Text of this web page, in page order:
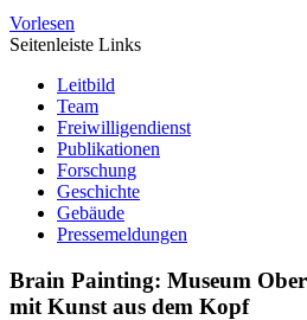
Vorlesen
Seitenleiste Links
Leitbild
Team
Freiwilligendienst
Publikationen
Forschung
Geschichte
Gebäude
Pressemeldungen
Brain Painting: Museum
mit Kunst aus dem Kopf